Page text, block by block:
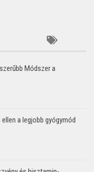
Módszer a
a legjobb gyógymód